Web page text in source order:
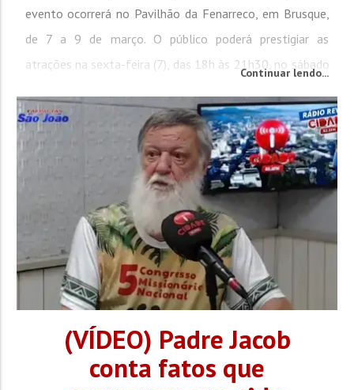
evento ocorrerá no Pavilhão da Fenarreco, em Brusque,
de 7 a 9 de março. O público poderá prestigiar as
atrações na sexta-feira (7), das 18h às 21h30, no sábado
Continuar lendo...
(VÍDEO) Padre Jacob
conta fatos que